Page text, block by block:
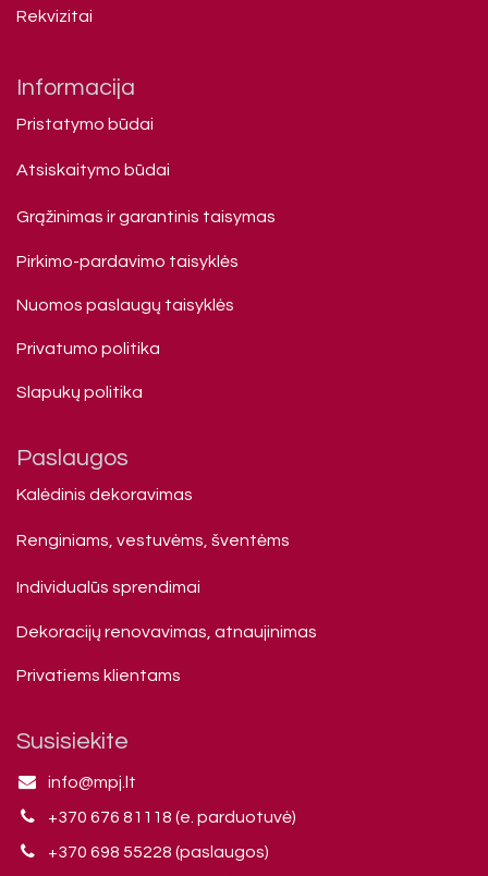
Rekvizitai
Informacija
Pristatymo būdai
Atsiskaitymo būdai
Grąžinimas ir garantinis taisymas
Pirkimo-pardavimo taisyklės
Nuomos paslaugų taisyklės
Privatumo politika
Slapukų politika
Paslaugos
Kalėdinis dekoravimas
Renginiams, vestuvėms, šventėms
Individualūs sprendimai
Dekoracijų renovavimas, atnaujinimas
Privatiems klienta​ms
Susisiekite
info@mpj.lt
+370 676 81118 (e. parduotuvė)
+370 698 55228 (paslaugos)